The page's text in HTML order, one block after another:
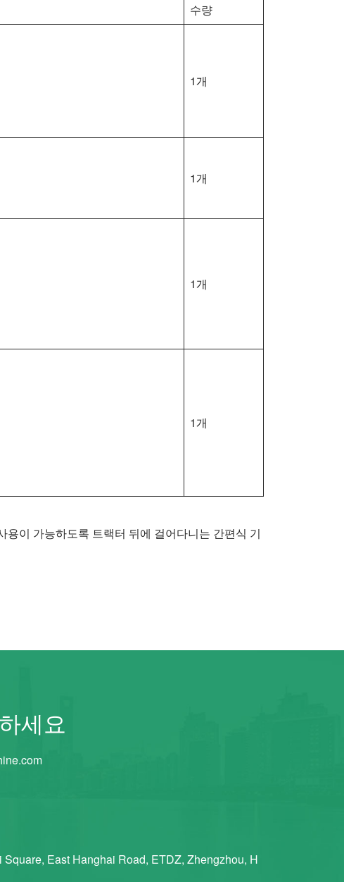
수량
1개
1개
1개
1개
이 가능하도록 트랙터 뒤에 걸어다니는 간편식 기
세요
East Hanghai Road, ETDZ, Zhengzhou, H